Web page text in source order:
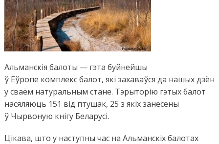
Альманскія балоты — гэта буйнейшы
ў Еўропе комплексбалот, які захаваўся да нашых дзён
у сваём натуральным стане. Тэрыторію гэтых балот
насяляюць 151 від птушак, 25 з якіх занесены
ў Чырвоную кнігу Беларусі.
Цікава, што у наступны час на Альманскіх балотах